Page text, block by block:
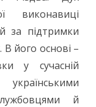
виконавиці
за підтримки
В його основі –
у сучасній
й